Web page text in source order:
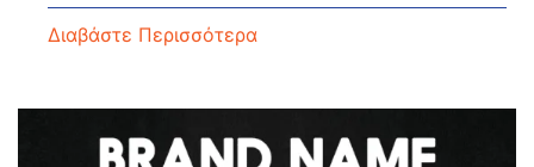
Διαβάστε Περισσότερα